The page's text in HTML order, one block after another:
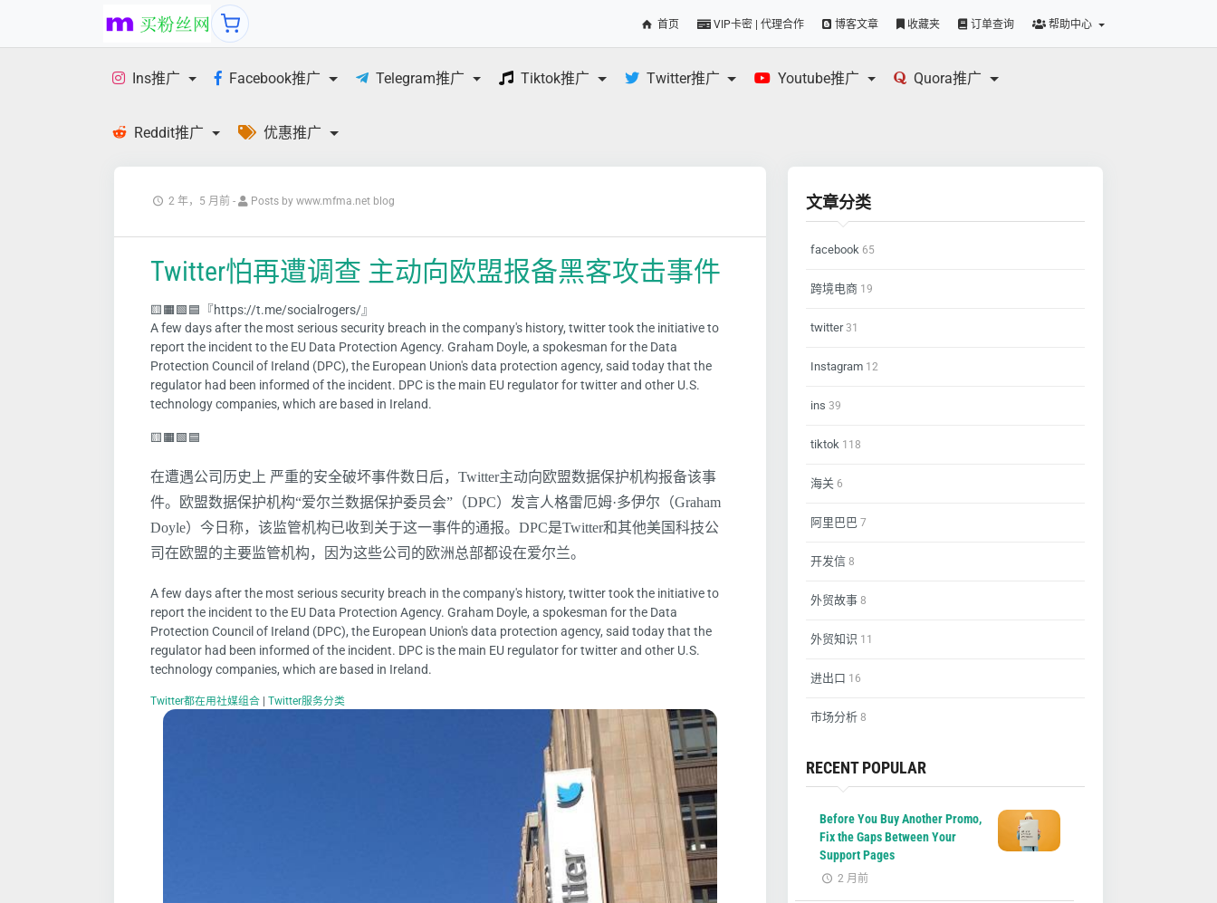
首页 VIP卡密 | 代理合作 博客文章 收藏夹 订单查询 帮助中心
Ins推广 Facebook推广 Telegram推广 Tiktok推广 Twitter推广 Youtube推广 Quora推广
Reddit推广 优惠推广
2 年，5 月前 - Posts by www.mfma.net blog
Twitter怕再遭调查 主动向欧盟报备黑客攻击事件
🟨🟧🟩🟦『https://t.me/socialrogers/』
A few days after the most serious security breach in the company's history, twitter took the initiative to
report the incident to the EU Data Protection Agency. Graham Doyle, a spokesman for the Data
Protection Council of Ireland (DPC), the European Union's data protection agency, said today that the
regulator had been informed of the incident. DPC is the main EU regulator for twitter and other U.S.
technology companies, which are based in Ireland.
🟨🟧🟩🟦
在遭遇公司历史上 严重的安全破坏事件数日后，Twitter主动向欧盟数据保护机构报备该事
件。欧盟数据保护机构“爱尔兰数据保护委员会”（DPC）发言人格雷厄姆·多伊尔（Graham
Doyle）今日称，该监管机构已收到关于这一事件的通报。DPC是Twitter和其他美国科技公
司在欧盟的主要监管机构，因为这些公司的欧洲总部都设在爱尔兰。
A few days after the most serious security breach in the company's history, twitter took the initiative to
report the incident to the EU Data Protection Agency. Graham Doyle, a spokesman for the Data
Protection Council of Ireland (DPC), the European Union's data protection agency, said today that the
regulator had been informed of the incident. DPC is the main EU regulator for twitter and other U.S.
technology companies, which are based in Ireland.
Twitter都在用社媒组合 Twitter服务分类
文章分类
facebook 65
跨境电商 19
twitter31
Instagram 12
ins 39
tiktok 118
海关 6
阿里巴巴 7
开发信 8
外贸故事 8
外贸知识 11
进出口 16
市场分析 8
RECENT POPULAR
Before You Buy Another Promo,
Fix the Gaps Between Your
Support Pages
2 月前